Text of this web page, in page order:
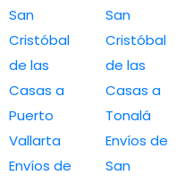
San
Cristóbal
de las
Casas a
Puerto
Vallarta
Envíos de
San
Cristóbal
de las
Casas a
Tonalá
Envíos de
San